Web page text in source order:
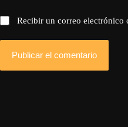
Recibir un correo electrónico
Publicar el comentario